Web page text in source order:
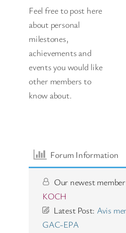
Feel free to post here
about personal
milestones,
achievements and
events you would like
other members to
know about.
Forum Information
Our newest
KOCH
Latest Post: Avis
GAC-EPA